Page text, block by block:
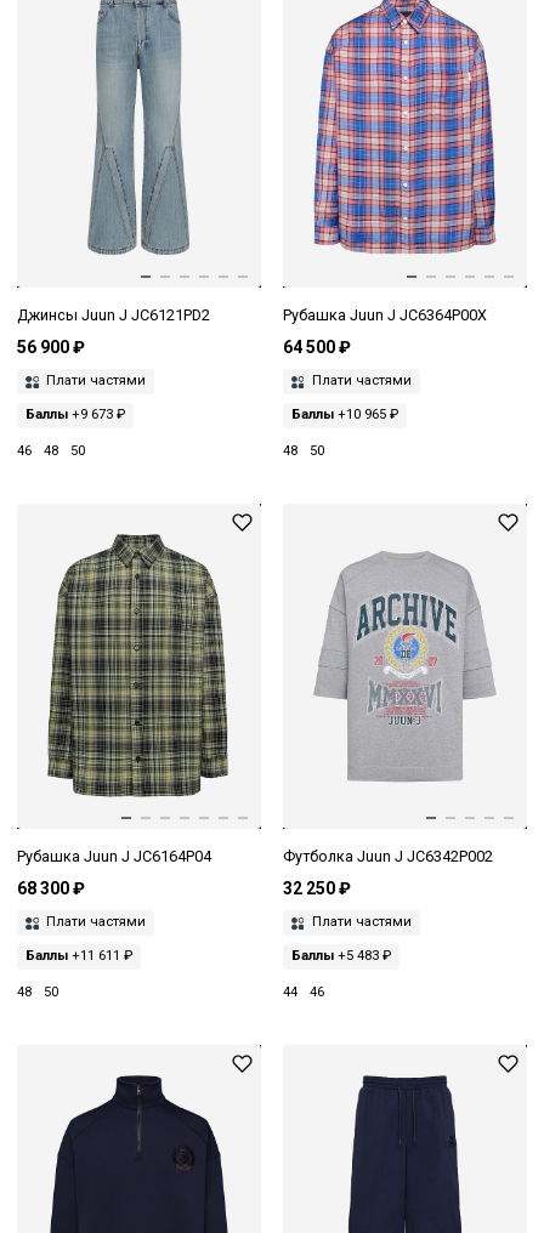
Джинсы Juun J JC6121PD2
56 900 ₽
Плати частями
Баллы +9 673 ₽
46 48 50
Рубашка Juun J JC6364P00X
64 500 ₽
Плати частями
Баллы+10 965 ₽
48 50
Рубашка Juun J JC6164P04
68 300 ₽
Плати частями
Баллы +11 611 ₽
48 50
Футболка Juun J JC6342P002
32 250 ₽
Плати частями
Баллы+5 483 ₽
44 46